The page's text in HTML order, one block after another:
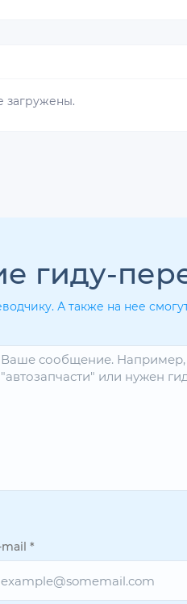
загружены.
гиду-
А также на нее
mail *